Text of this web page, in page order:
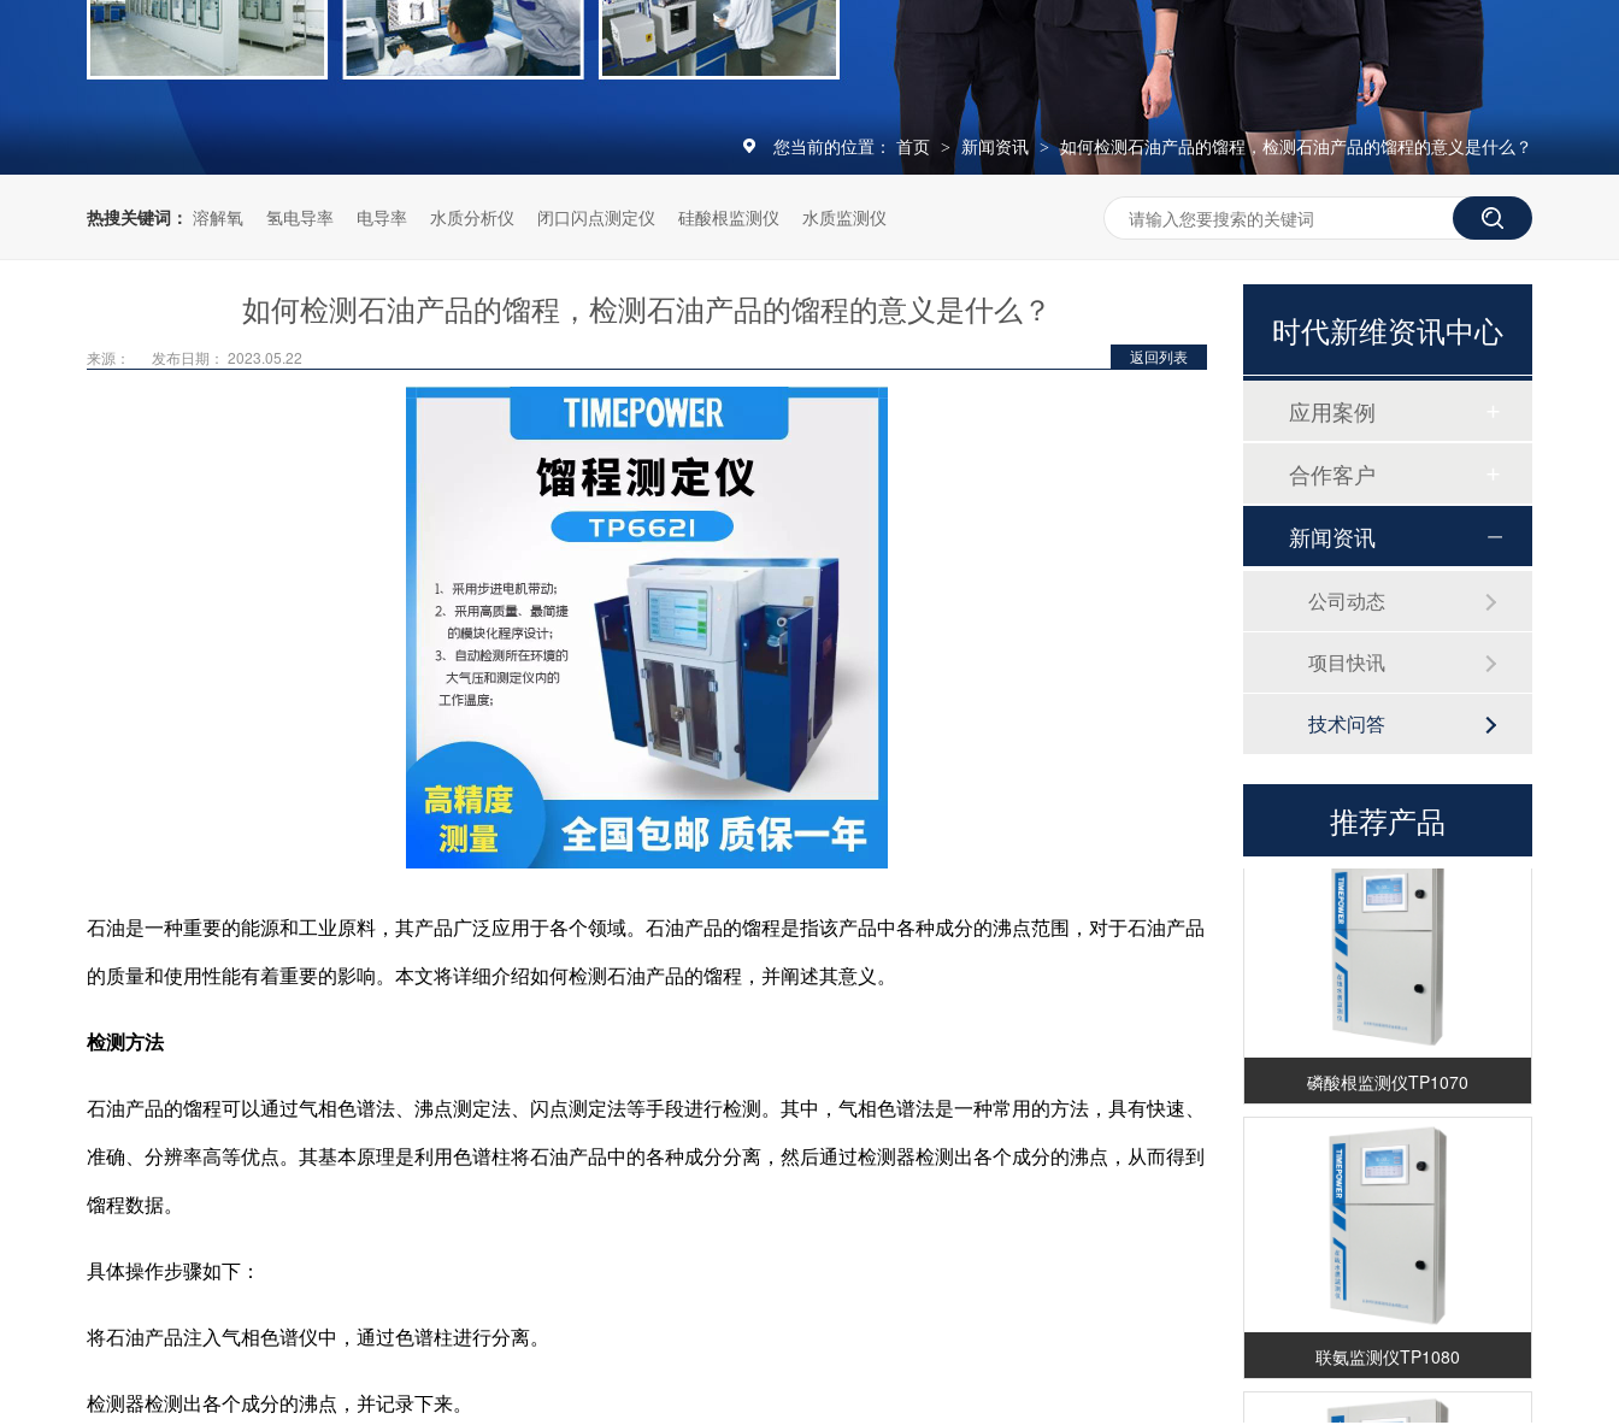
您当前的位置： 首页 > 新闻资讯 > 如何检测石油产品的馏程，检测石油产品的馏程的意义是什么？
热搜关键词： 溶解氧 氢电导率 电导率 水质分析仪 闭口闪点测定仪 硅酸根监测仪 水质监测仪
如何检测石油产品的馏程，检测石油产品的馏程的意义是什么？
返回列表
来源： 发布日期： 2023.05.22
石油是一种重要的能源和工业原料，其产品广泛应用于各个领域。石油产品的馏程是指该产品中各种成分的沸点范围，对于石油产品
的质量和使用性能有着重要的影响。本文将详细介绍如何检测石油产品的馏程，并阐述其意义。
检测方法
石油产品的馏程可以通过气相色谱法、沸点测定法、闪点测定法等手段进行检测。其中，气相色谱法是一种常用的方法，具有快速、
准确、分辨率高等优点。其基本原理是利用色谱柱将石油产品中的各种成分分离，然后通过检测器检测出各个成分的沸点，从而得到
馏程数据。
具体操作步骤如下：
将石油产品注入气相色谱仪中，通过色谱柱进行分离。
检测器检测出各个成分的沸点，并记录下来。
时代新维资讯中心
应用案例
合作客户
新闻资讯
公司动态
项目快讯
技术问答
推荐产品